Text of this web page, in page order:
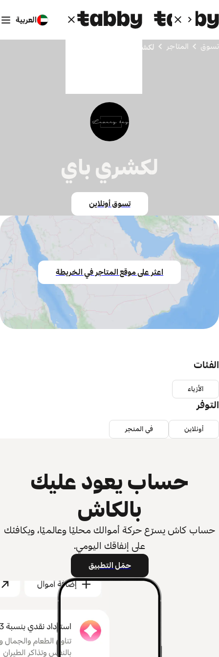
العربية
تسوق المتاجر لكشري باي
لكشري باي
تسوق أونلاين
اعثر على موقع المتاجر في الخريطة
الفئات
الأزياء
التوفر
أونلاين في المتجر
حساب يعود عليك
بالكاش
حساب كاش يسرّع حركة أموالك محليًا وعالميًا، ويكافئك
على إنفاقك اليومي.
حمّل التطبيق